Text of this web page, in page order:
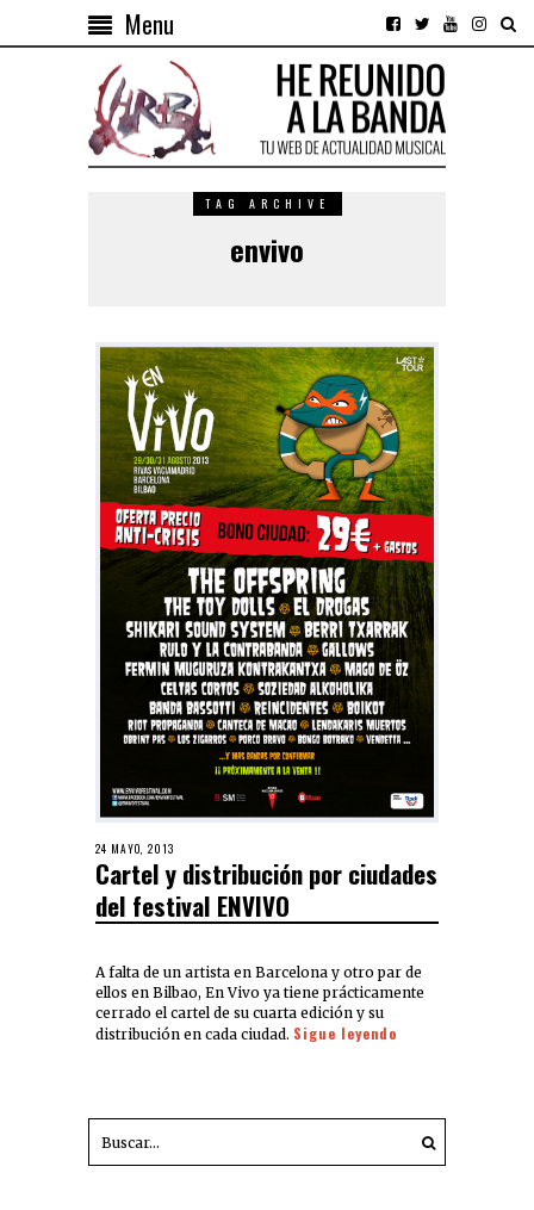
Menu
TAG ARCHIVE
envivo
24 MAYO, 2013
Cartel y distribución por ciudades
del festival ENVIVO
A falta de un artista en Barcelona y otro par de
ellos en Bilbao, En Vivo ya tiene prácticamente
cerrado el cartel de su cuarta edición y su
distribución en cada ciudad. Sigue leyendo